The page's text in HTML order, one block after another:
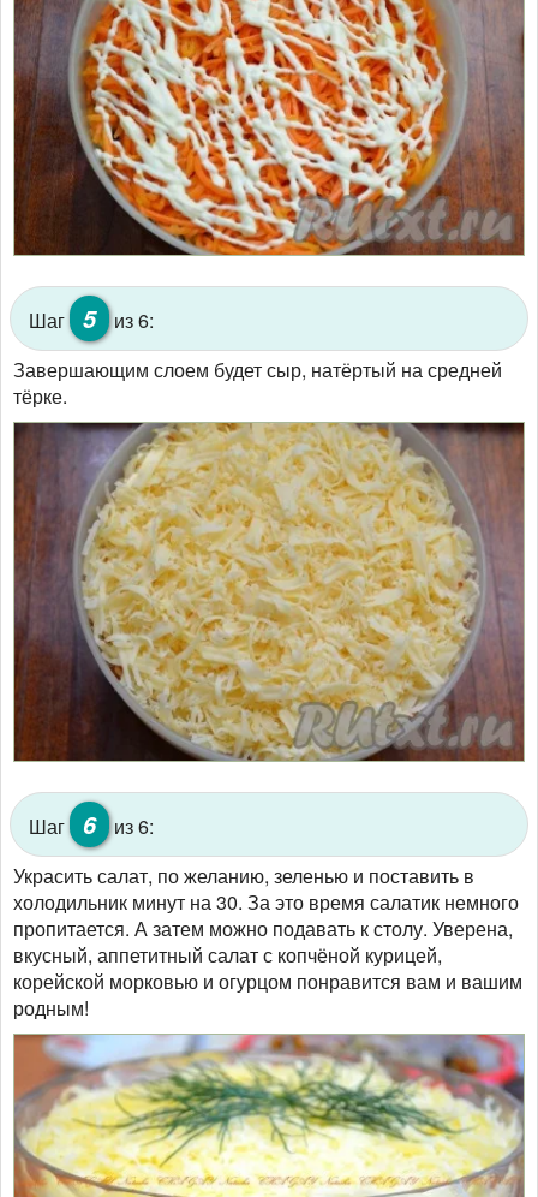
Шаг 5 из 6:
Завершающим слоем будет сыр, натёртый на средней
тёрке.
Шаг 6
из 6:
Украсить салат, по желанию, зеленью и поставить в
холодильник минут на 30. За это время салатик немного
пропитается. А затем можно подавать к столу. Уверена,
вкусный, аппетитный салат с копчёной курицей,
корейской морковью и огурцом понравится вам и вашим
родным!